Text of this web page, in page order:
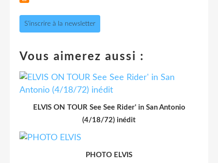
S'inscrire à la newsletter
Vous aimerez aussi :
ELVIS ON TOUR See See Rider' in San Antonio
(4/18/72) inédit
PHOTO ELVIS